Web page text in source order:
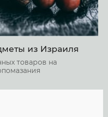
из Израиля
товаров на